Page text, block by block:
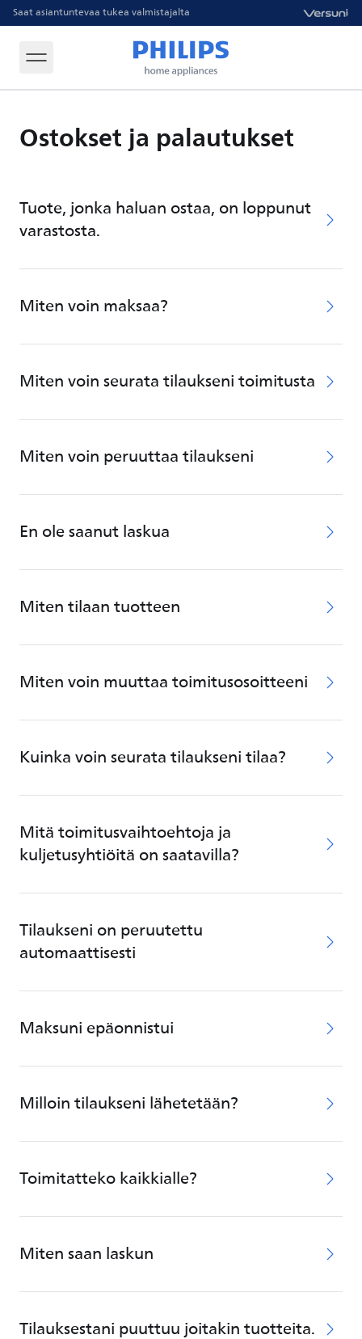
Saat asiantuntevaa tukea valmistajalta
Ostokset ja palautukset
Tuote, jonka haluan ostaa, on loppunut
varastosta.
Miten voin maksaa?
Miten voin seurata tilaukseni toimitusta
Miten voin peruuttaa tilaukseni
En ole saanut laskua
Miten tilaan tuotteen
Miten voin muuttaa toimitusosoitteeni
Kuinka voin seurata tilaukseni tilaa?
Mitä toimitusvaihtoehtoja ja
kuljetusyhtiöitä on saatavilla?
Tilaukseni on peruutettu
automaattisesti
Maksuni epäonnistui
Milloin tilaukseni lähetetään?
Toimitatteko kaikkialle?
Miten saan laskun
Tilauksestani puuttuu joitakin tuotteita.